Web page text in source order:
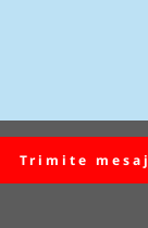
Trimite mesaj